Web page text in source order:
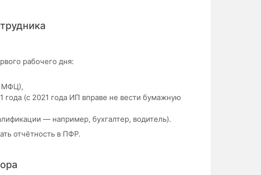
рабочего дня:
МФЦ),
года (с 2021 года ИП вправе не вести бумажную
— например, бухгалтер, водитель).
отчётность в ПФР.